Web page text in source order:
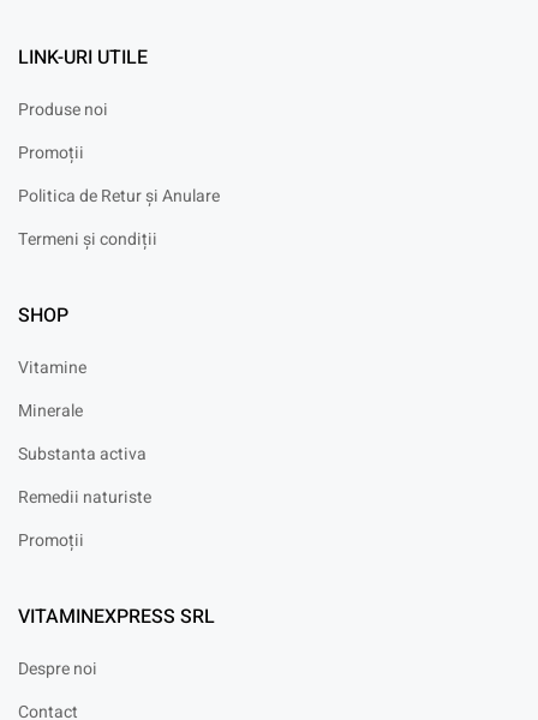
LINK-URI UTILE
Produse noi
Promoții
Politica de Retur și Anulare
Termeni și condiții
SHOP
Vitamine
Minerale
Substanta activa
Remedii naturiste
Promoții
VITAMINEXPRESS SRL
Despre noi
Contact